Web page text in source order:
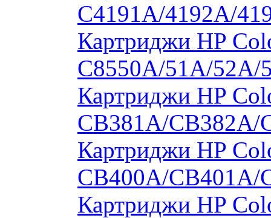
C4191A/4192A/
Картриджи HP
C8550A/51A/
Картриджи HP
CB381A/CB382A/
Картриджи HP
CB400A/CB401A/
Картриджи HP